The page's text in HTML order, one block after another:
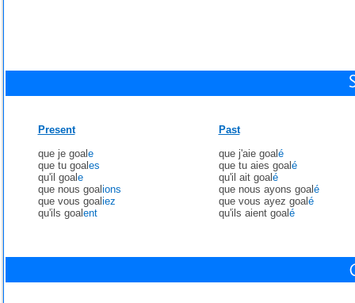
Present
que je goale
que tu goales
qu'il goale
que nous goalions
que vous goaliez
qu'ils goalent
Past
que j'aie goalé
que tu aies goalé
qu'il ait goalé
que nous ayons goalé
que vous ayez goalé
qu'ils aient goalé